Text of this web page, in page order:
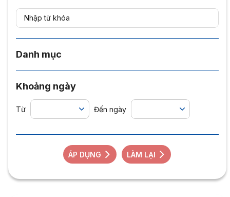
Danh mục
Khoảng ngày
Từ Đến ngày
ÁP DỤNG LÀM LẠI